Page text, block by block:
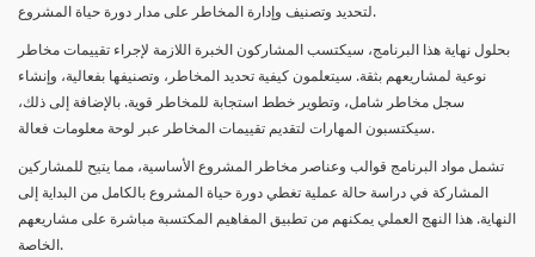
لتحديد وتصنيف وإدارة المخاطر على مدار دورة حياة المشروع.
بحلول نهاية هذا البرنامج، سيكتسب المشاركون الخبرة اللازمة لإجراء تقييمات مخاطر
نوعية لمشاريعهم بثقة. سيتعلمون كيفية تحديد المخاطر، وتصنيفها بفعالية، وإنشاء
سجل مخاطر شامل، وتطوير خطط استجابة للمخاطر قوية. بالإضافة إلى ذلك،
سيكتسبون المهارات لتقديم تقييمات المخاطر عبر لوحة معلومات فعالة.
تشمل مواد البرنامج قوالب وعناصر مخاطر المشروع الأساسية، مما يتيح للمشاركين
المشاركة في دراسة حالة عملية تغطي دورة حياة المشروع بالكامل من البداية إلى
النهاية. هذا النهج العملي يمكنهم من تطبيق المفاهيم المكتسبة مباشرة على مشاريعهم
الخاصة.